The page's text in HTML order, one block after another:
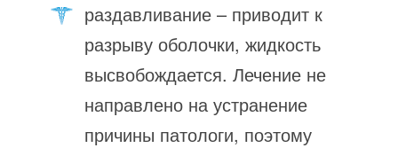
раздавливание – приводит к
разрыву оболочки, жидкость
высвобождается. Лечение не
направлено на устранение
причины патологи, поэтому